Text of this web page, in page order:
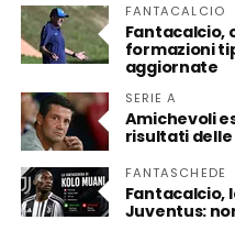
FANTACALCIO
Fantacalcio,
formazioni
aggiornate
SERIE A
Amichevoli
risultati delle
FANTASCHEDE
Fantacalcio,
Juventus: